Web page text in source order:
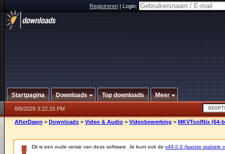
Registreren|Login:
Startpagina Downloads Top downloads Meer
8/6/2026 3:22:16 PM
AfterDawn > Downloads > Video & Audio > Videobewerking > MKVToolNix (64-
Dit is een oude versie van deze software. Je kunt ook de v49.0.0 (laatste stabiele